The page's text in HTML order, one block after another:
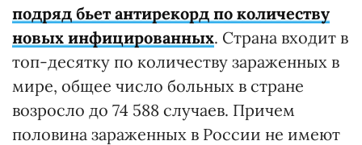
подряд бьет антирекорд по количеству
новых инфицированных. Страна входит в
топ-десятку по количеству зараженных в
мире, общее число больных в стране
возросло до 74 588 случаев. Причем
половина зараженных в России не имеют